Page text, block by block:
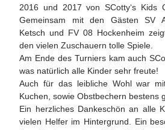
2016 und 2017 von SCotty‘s Kids
Gemeinsam mit den Gästen SV
Ketsch und FV 08 Hockenheim
den vielen Zuschauern tolle Spiele.
Am Ende des Turniers kam auch
was natürlich alle Kinder sehr freute!
Auch für das leibliche Wohl war
Kuchen, sowie Obstbechern bestens
Ein herzliches Dankeschön an alle
vielen Helfer im Hintergrund. Ein